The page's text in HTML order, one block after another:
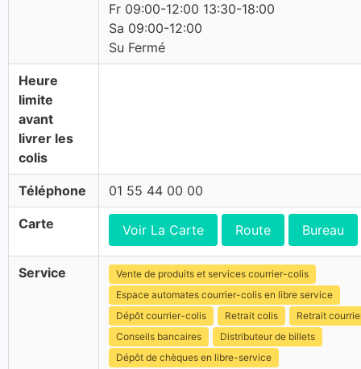
Fr 09:00-12:00 13:30-18:00
Sa 09:00-12:00
Su Fermé
Heure
limite
avant
livrer les
colis
Téléphone 01 55 44 00 00
Carte Voir La Carte Route Bureau
Service
Vente de produits et services courrier-colis
Espace automates courrier-colis en libre service
Dépôt courrier-colis
Retrait colis
Retrait
Conseils bancaires
Distributeur de billets
Dépôt de chèques en libre-service